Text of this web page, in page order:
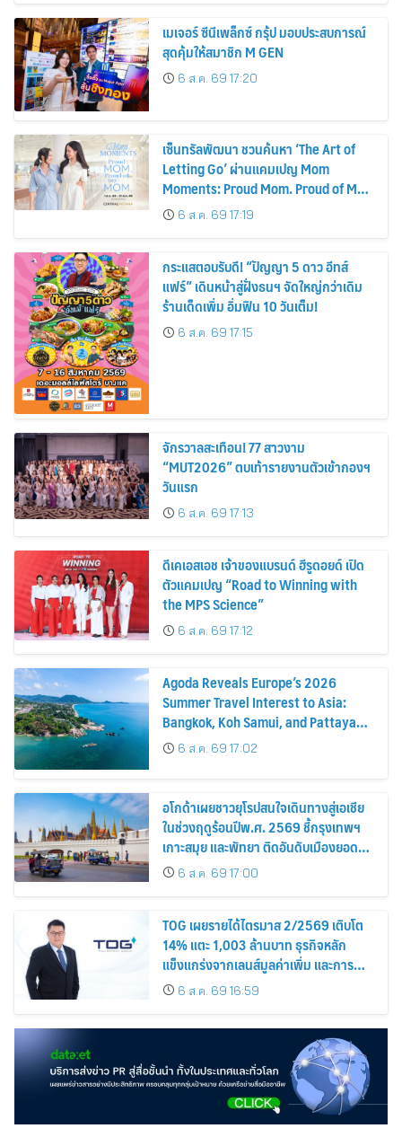
เมเจอร์ ซีนีเพล็กซ์ กรุ้ป มอบประสบการณ์
สุดคุ้มให้สมาชิก M GEN
6 ส.ค. 69 17:20
เซ็นทรัลพัฒนา ชวนค้นหา ‘The Art of
Letting Go’ ผ่านแคมเปญ Mom
Moments: Proud Mom. Proud of My
Mom.6 ส.ค. 69 17:19
กระแสตอบรับดี! “ปัญญา 5 ดาว อีทส์
แฟร์” เดินหน้าสู่ฝั่งธนฯ จัดใหญ่กว่าเดิม
ร้านเด็ดเพิ่ม อิ่มฟิน 10 วันเต็ม!
6 ส.ค. 69 17:15
จักรวาลสะเทือน! 77 สาวงาม
“MUT2026” ตบเท้ารายงานตัวเข้ากองฯ
วันแรก
6 ส.ค. 69 17:13
ดีเคเอสเอช เจ้าของแบรนด์ ฮีรูดอยด์ เปิด
ตัวแคมเปญ “Road to Winning with
the MPS Science”
6 ส.ค. 69 17:12
Agoda Reveals Europe’s 2026
Summer Travel Interest to Asia:
Bangkok, Koh Samui, and Pattaya
Among the Top Cities
6 ส.ค. 69 17:02
อโกด้าเผยชาวยุโรปสนใจเดินทางสู่เอเชีย
ในช่วงฤดูร้อนปีพ.ศ. 2569 ชี้กรุงเทพฯ
เกาะสมุย และพัทยา ติดอันดับเมืองยอด
นิยม6 ส.ค. 69 17:00
TOG เผยรายได้ไตรมาส 2/2569 เติบโต
14% แตะ 1,003 ล้านบาท ธุรกิจหลัก
แข็งแกร่งจากเลนส์มูลค่าเพิ่ม และการ
ขยายตลาดต่างประเทศ พร้อมเดินหน้า
ลงทุนเพื่อการเติบโตระยะยาว
6 ส.ค. 69 16:59